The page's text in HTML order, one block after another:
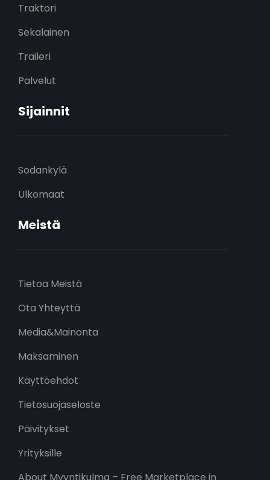
Traktori
Sekalainen
Traileri
Palvelut
Sijainnit
Sodankylä
Ulkomaat
Meistä
Tietoa Meistä
Ota Yhteyttä
Media&Mainonta
Maksaminen
Käyttöehdot
Tietosuojaseloste
Päivitykset
Yrityksille